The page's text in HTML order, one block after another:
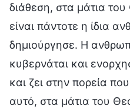
διάθεση, στα μάτια
είναι πάντοτε η ίδια
δημιούργησε. Η
κυβερνάται και
και ζει στην πορεία
αυτό, στα μάτια του